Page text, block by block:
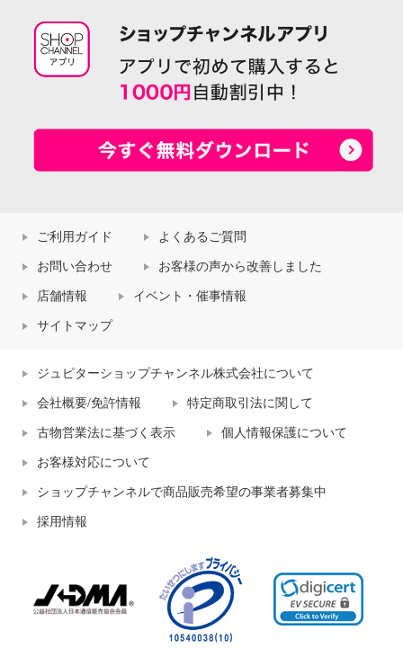
ご利用ガイド よくあるご質問
お問い合わせ お客様の声から改善しました
店舗情報 イベント・催事情報
サイトマップ
ジュピターショップチャンネル株式会社について
会社概要/免許情報 特定商取引法に関して
古物営業法に基づく表示 個人情報保護について
お客様対応について
ショップチャンネルで商品販売希望の事業者募集中
採用情報